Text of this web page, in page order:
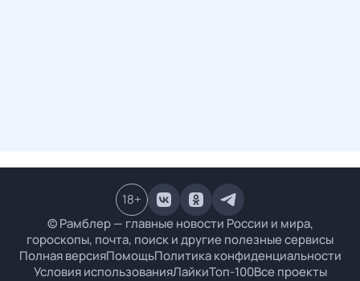
© Рамблер — главные новости России и мира,
гороскопы, почта, поиск и другие полезные сервисы
Полная версияПомощьПолитика конфиденциальности
Условия использованияЛайкиТоп-100Все проекты
18+